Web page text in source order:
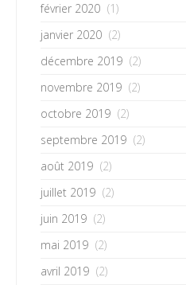
février 2020 (1)
janvier 2020 (2)
décembre 2019 (2)
novembre 2019 (2)
octobre 2019 (2)
septembre 2019 (2)
août 2019 (2)
juillet 2019 (2)
juin 2019 (2)
mai 2019 (2)
avril 2019 (2)